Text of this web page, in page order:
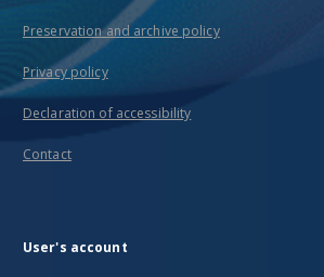
Preservation and archive policy
Privacy policy
Declaration of accessibility
Contact
User's account